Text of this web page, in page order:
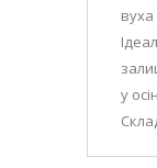
вуха
у